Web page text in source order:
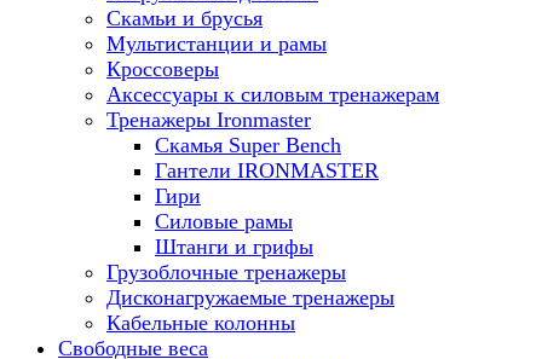
Скамьи и брусья
Мультистанции и рамы
Кроссоверы
Аксессуары к силовым тренажерам
Тренажеры Ironmaster
Скамья Super Bench
Гантели IRONMASTER
Гири
Силовые рамы
Штанги и грифы
Грузоблочные тренажеры
Дисконагружаемые тренажеры
Кабельные колонны
Свободные веса